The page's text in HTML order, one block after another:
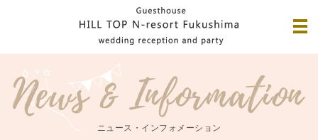
ニュース・インフォメーション